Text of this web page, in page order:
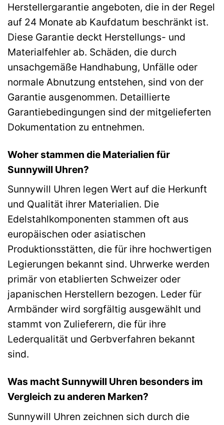
Herstellergarantie angeboten, die in der Regel
auf 24 Monate ab Kaufdatum beschränkt ist.
Diese Garantie deckt Herstellungs- und
Materialfehler ab. Schäden, die durch
unsachgemäße Handhabung, Unfälle oder
normale Abnutzung entstehen, sind von der
Garantie ausgenommen. Detaillierte
Garantiebedingungen sind der mitgelieferten
Dokumentation zu entnehmen.
Woher stammen die Materialien für
Sunnywill Uhren?
Sunnywill Uhren legen Wert auf die Herkunft
und Qualität ihrer Materialien. Die
Edelstahlkomponenten stammen oft aus
europäischen oder asiatischen
Produktionsstätten, die für ihre hochwertigen
Legierungen bekannt sind. Uhrwerke werden
primär von etablierten Schweizer oder
japanischen Herstellern bezogen. Leder für
Armbänder wird sorgfältig ausgewählt und
stammt von Zulieferern, die für ihre
Lederqualität und Gerbverfahren bekannt
sind.
Was macht Sunnywill Uhren besonders im
Vergleich zu anderen Marken?
Sunnywill Uhren zeichnen sich durch die